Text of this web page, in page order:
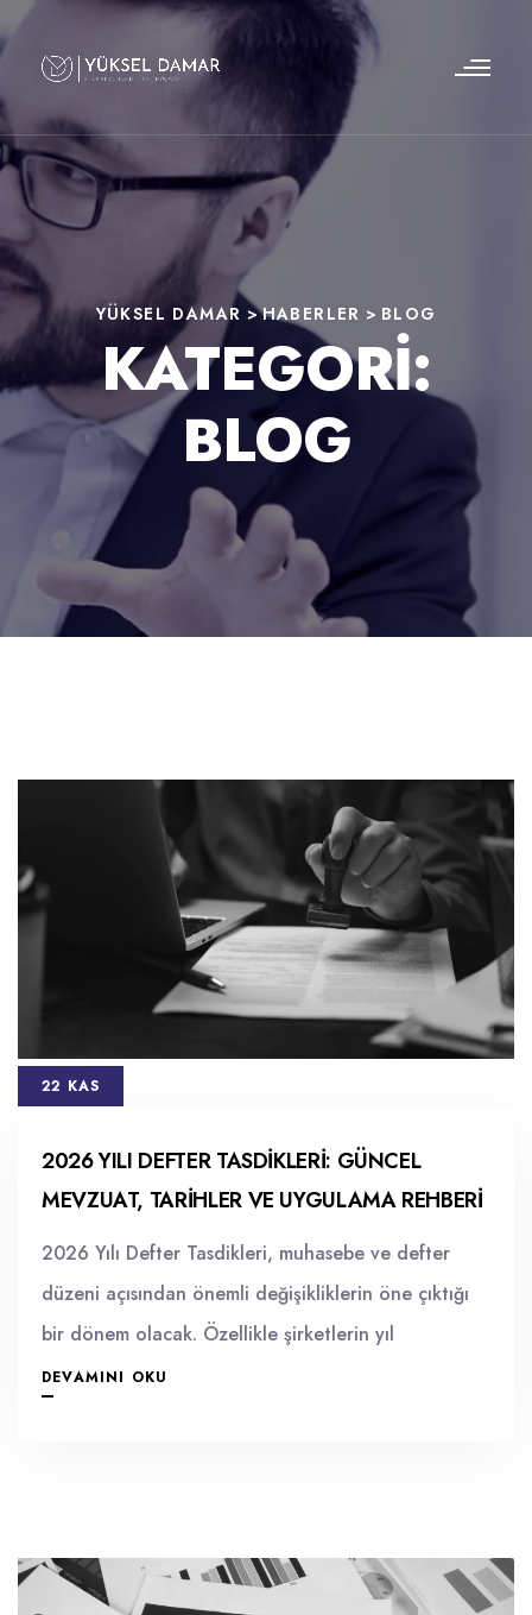
YÜKSEL DAMAR >HABERLER > BLOG
KATEGORI:
BLOG
2026 YILI DEFTER TASDIKLERI: GÜNCEL
MEVZUAT, TARIHLER VE UYGULAMA REHBERI
2026 Yılı Defter Tasdikleri, muhasebe ve defter
düzeni açısından önemli değişikliklerin öne çıktığı
bir dönem olacak. Özellikle şirketlerin yıl
DEVAMINI OKU
22 KAS